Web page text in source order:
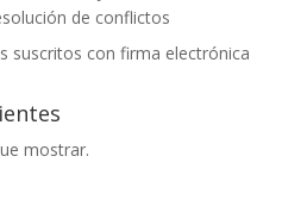
de conflictos
suscritos con firma electrónica
mostrar.